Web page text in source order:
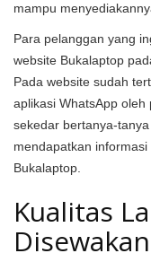
mampu
Para pelanggan yang
website Bukalaptop
Pada website sudah
aplikasi WhatsApp
sekedar bertanya-
mendapatkan
Bukalaptop.
Kualitas